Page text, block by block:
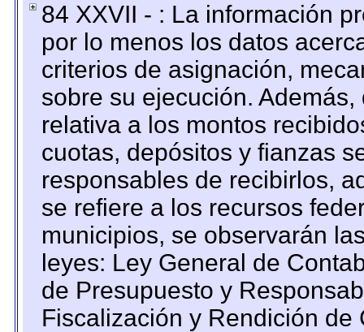
84 XXVII - : La información
por lo menos los datos
criterios de asignación,
sobre su ejecución.
relativa a los montos
cuotas, depósitos y fianzas
responsables de recibirlos,
se refiere a los recursos
municipios, se observarán
leyes: Ley General de
de Presupuesto y
Fiscalización y Rendición